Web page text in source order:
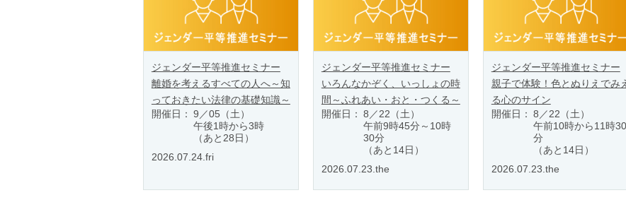
ジェンダー平等推進セミナー
離婚を考えるすべての人へ～知
っておきたい法律の基礎知識～
開催日： 9／05（土）
午後1時から3時
（あと28日）
2026.07.24.fri
ジェンダー平等推進セミナー
いろんなかぞく、いっしょの時
間～ふれあい・おと・つくる～
開催日： 8／22（土）
午前9時45分～10時
30分
（あと14日）
2026.07.23.the
ジェンダー平等推進セミナー
親子で体験！色とぬりえでみえ
る心のサイン
開催日： 8／22（土）
午前10時から11時30
分
（あと14日）
2026.07.23.the